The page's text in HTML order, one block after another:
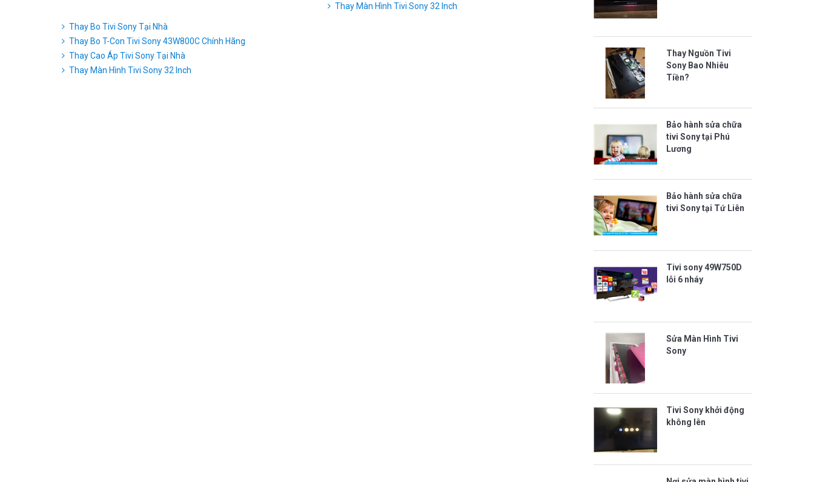
Thay Màn Hình Tivi Sony 32 Inch
Thay Bo Tivi Sony Tại Nhà
Thay Bo T-Con Tivi Sony 43W800C Chính Hãng
Thay Cao Áp Tivi Sony Tại Nhà
Thay Màn Hình Tivi Sony 32 Inch
Thay Nguồn Tivi
Sony Bao Nhiêu
Tiền?
Bảo hành sửa chữa
tivi Sony tại Phú
Lương
Bảo hành sửa chữa
tivi Sony tại Tứ Liên
Tivi sony 49W750D
lỗi 6 nháy
Sửa Màn Hình Tivi
Sony
Tivi Sony khởi động
không lên